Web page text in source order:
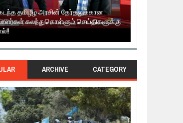
தமிழ் தேசியம் VS திராவிடம் - இயக்குனர்
6TH APRIL AGNI PAARVAI DIRECTOR AMEER
ARCHIVE CATEGORY